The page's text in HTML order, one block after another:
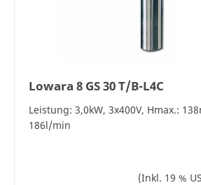
Lowara 8 GS 30 T/B-L4C
Leistung: 3,0kW, 3x400V, Hmax.:
186l/min
(Inkl. 19 %